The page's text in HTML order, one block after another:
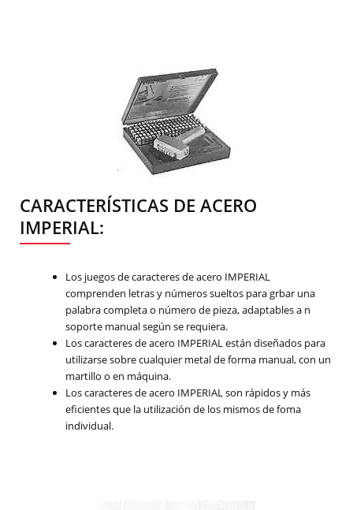
CARACTERÍSTICAS DE ACERO
IMPERIAL:
Los juegos de caracteres de acero IMPERIAL
comprenden letras y números sueltos para grbar una
palabra completa o número de pieza, adaptables a n
soporte manual según se requiera.
Los caracteres de acero IMPERIAL están diseñados para
utilizarse sobre cualquier metal de forma manual, con un
martillo o en máquina.
Los caracteres de acero IMPERIAL son rápidos y más
eficientes que la utilización de los mismos de foma
individual.